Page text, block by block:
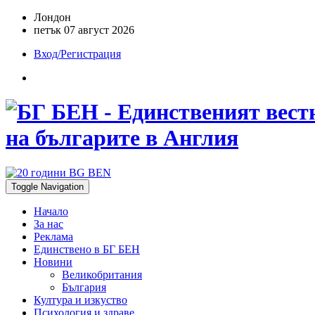
Лондон
петък 07 август 2026
Вход/Регистрация
на българите в Англия
Toggle Navigation
Начало
За нас
Реклама
Единствено в БГ БЕН
Новини
Великобритания
България
Култура и изкуство
Психология и здраве